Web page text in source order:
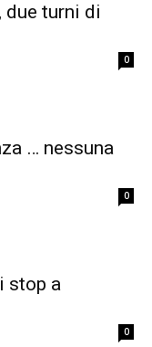
turni di
0
… nessuna
0
stop a
0